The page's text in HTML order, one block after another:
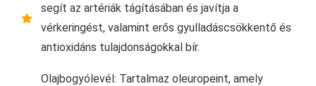
segít az artériák tágításában és javítja a
vérkeringést, valamint erős gyulladáscsökkentő és
antioxidáns tulajdonságokkal bír.
Olajbogyólevél: Tartalmaz oleuropeint, amely